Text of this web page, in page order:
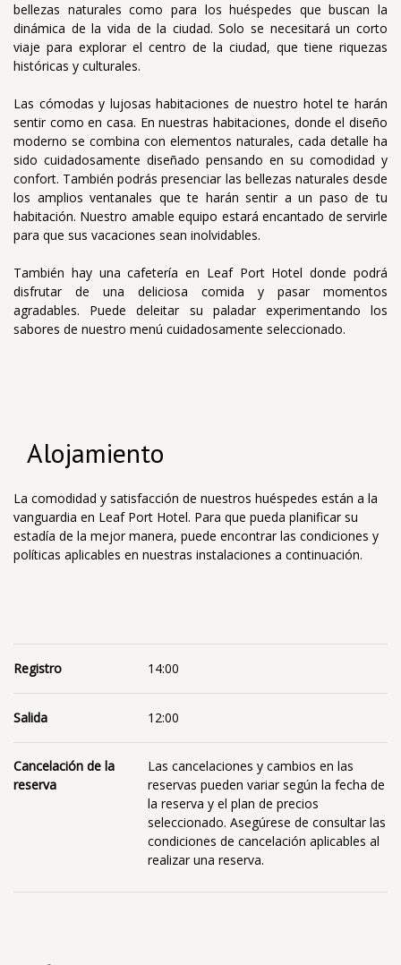
bellezas naturales como para los huéspedes que buscan la
dinámica de la vida de la ciudad. Solo se necesitará un corto
viaje para explorar el centro de la ciudad, que tiene riquezas
históricas y culturales.
Las cómodas y lujosas habitaciones de nuestro hotel te harán
sentir como en casa. En nuestras habitaciones, donde el diseño
moderno se combina con elementos naturales, cada detalle ha
sido cuidadosamente diseñado pensando en su comodidad y
confort. También podrás presenciar las bellezas naturales desde
los amplios ventanales que te harán sentir a un paso de tu
habitación. Nuestro amable equipo estará encantado de servirle
para que sus vacaciones sean inolvidables.
También hay una cafetería en Leaf Port Hotel donde podrá
disfrutar de una deliciosa comida y pasar momentos
agradables. Puede deleitar su paladar experimentando los
sabores de nuestro menú cuidadosamente seleccionado.
Alojamiento
La comodidad y satisfacción de nuestros huéspedes están a la
vanguardia en Leaf Port Hotel. Para que pueda planificar su
estadía de la mejor manera, puede encontrar las condiciones y
políticas aplicables en nuestras instalaciones a continuación.
Registro 14:00
Salida 12:00
Cancelación de la
reserva
Las cancelaciones y cambios en las
reservas pueden variar según la fecha de
la reserva y el plan de precios
seleccionado. Asegúrese de consultar las
condiciones de cancelación aplicables al
realizar una reserva.